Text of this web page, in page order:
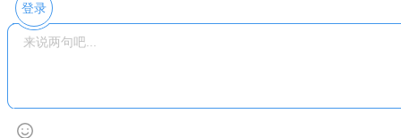
登录